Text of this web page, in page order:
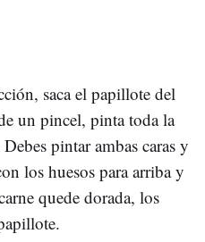
saca el papillote del
un pincel, pinta toda la
pintar ambas caras y
los huesos para arriba y
quede dorada, los